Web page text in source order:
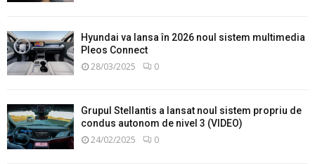
Hyundai va lansa în 2026 noul sistem multimedia
Pleos Connect
28/03/2025 0
Grupul Stellantis a lansat noul sistem propriu de
condus autonom de nivel 3 (VIDEO)
24/02/2025 0